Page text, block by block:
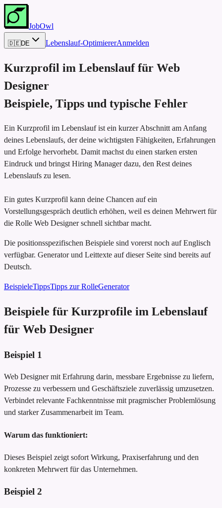
JobOwl
🇩🇪DE Lebenslauf-OptimiererAnmelden
Kurzprofil im Lebenslauf für Web
Designer
Beispiele, Tipps und typische Fehler
Ein Kurzprofil im Lebenslauf ist ein kurzer Abschnitt am Anfang
deines Lebenslaufs, der deine wichtigsten Fähigkeiten, Erfahrungen
und Erfolge hervorhebt. Damit machst du einen starken ersten
Eindruck und bringst Hiring Manager dazu, den Rest deines
Lebenslaufs zu lesen.
Ein gutes Kurzprofil kann deine Chancen auf ein
Vorstellungsgespräch deutlich erhöhen, weil es deinen Mehrwert für
die Rolle Web Designer schnell sichtbar macht.
Die positionsspezifischen Beispiele sind vorerst noch auf Englisch
verfügbar. Generator und Leittexte auf dieser Seite sind bereits auf
Deutsch.
BeispieleTippsTipps zur RolleGenerator
Beispiele für Kurzprofile im Lebenslauf
für Web Designer
Beispiel 1
Web Designer mit Erfahrung darin, messbare Ergebnisse zu liefern,
Prozesse zu verbessern und Geschäftsziele zuverlässig umzusetzen.
Verbindet relevante Fachkenntnisse mit pragmischer Problemlösung
und starker Zusammenarbeit im Team.
Warum das funktioniert:
Dieses Beispiel zeigt sofort Wirkung, Praxiserfahrung und den
konkreten Mehrwert für das Unternehmen.
Beispiel 2